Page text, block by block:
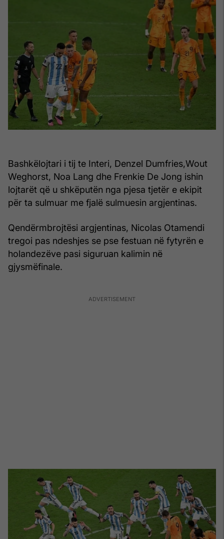
Bashkëlojtari i tij te Interi, Denzel Dumfries,Wout
Weghorst, Noa Lang dhe Frenkie De Jong ishin
lojtarët që u shkëputën nga pjesa tjetër e ekipit
për ta sulmuar me fjalë sulmuesin argjentinas.
Qendërmbrojtësi argjentinas, Nicolas Otamendi
tregoi pas ndeshjes se pse festuan në fytyrën e
holandezëve pasi siguruan kalimin në
gjysmëfinale.